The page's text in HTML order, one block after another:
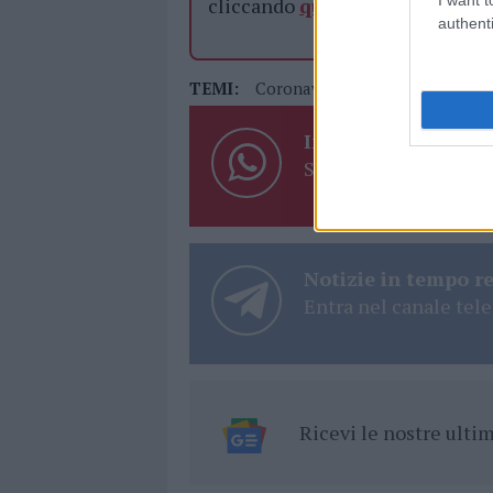
TEMI: Coronavirus Olbia Settimo
Inviaci le tue
Su WhatsApp al
Notizie in tempo
Entra nel canale
Ricevi le nostre